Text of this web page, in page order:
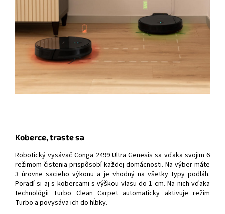
Koberce, traste sa
Robotický vysávač Conga 2499 Ultra Genesis sa vďaka svojim 6
režimom čistenia prispôsobí každej domácnosti. Na výber máte
3 úrovne sacieho výkonu a je vhodný na všetky typy podláh.
Poradí si aj s kobercami s výškou vlasu do 1 cm. Na nich vďaka
technológii Turbo Clean Carpet automaticky aktivuje režim
Turbo a povysáva ich do hĺbky.